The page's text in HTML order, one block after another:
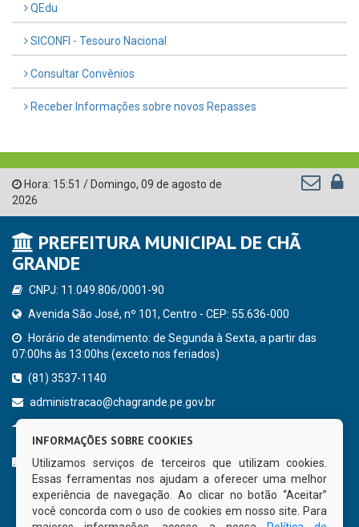
QEdu
SICONFI - Tesouro Nacional
Consultar Convênios
Receber Informações sobre novos Repasses
Hora: 15:51 / Domingo, 09 de agosto de
2026
PREFEITURA MUNICIPAL DE CHÃ
GRANDE
CNPJ: 11.049.806/0001-90
Avenida São José, nº 101, Centro - CEP: 55.636-000
Horário de atendimento: de Segunda à Sexta, a partir das
07:00hs às 13:00hs (exceto nos feriados)
(81) 3537-1140
administracao@chagrande.pe.gov.br
CURTA NOSSA FAN PAGE
INFORMAÇÕES SOBRE COOKIES
Utilizamos serviços de terceiros que utilizam cookies.
Essas ferramentas nos ajudam a oferecer uma melhor
experiência de navegação. Ao clicar no botão “Aceitar”
você concorda com o uso de cookies em nosso site. Para